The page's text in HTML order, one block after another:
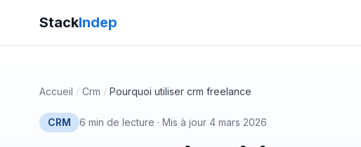
StackIndep
Accueil / Crm / Pourquoi utiliser crm freelance
CRM 6 min de lecture · Mis à jour 4 mars 2026